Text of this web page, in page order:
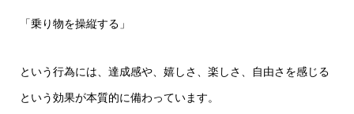
「乗り物を操縦する」
という行為には、達成感や、嬉しさ、楽しさ、自由さを感じる
という効果が本質的に備わっています。